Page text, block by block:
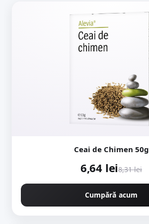
Ceai de Chimen 50g
6,64 lei8,31 lei
Cumpără acum